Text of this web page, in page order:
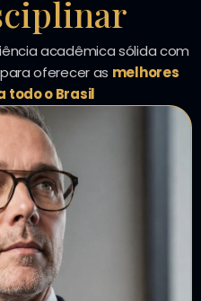
acadêmica sólida com
oferecer as melhores
todo o Brasil